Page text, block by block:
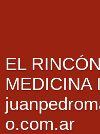
EL
MEDICINA
o.com.ar